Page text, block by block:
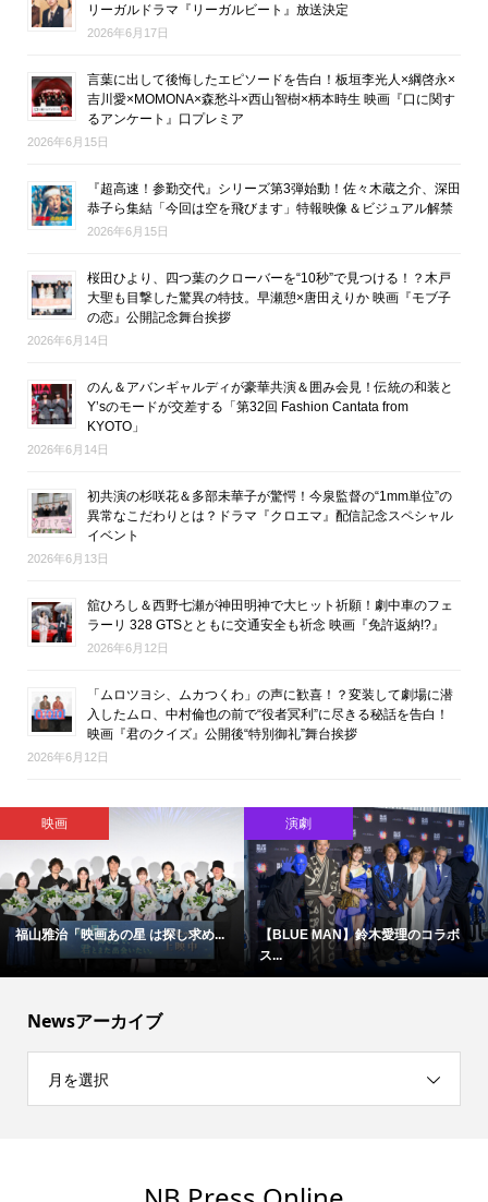
リーガルドラマ『リーガルビート』放送決定
2026年6月17日
言葉に出して後悔したエピソードを告白！板垣李光人×綱啓永×
吉川愛×MOMONA×森愁斗×西山智樹×柄本時生 映画『口に関す
るアンケート』口プレミア
2026年6月15日
『超高速！参勤交代』シリーズ第3弾始動！佐々木蔵之介、深田
恭子ら集結「今回は空を飛びます」特報映像＆ビジュアル解禁
2026年6月15日
桜田ひより、四つ葉のクローバーを“10秒”で見つける！？木戸
大聖も目撃した驚異の特技。早瀬憩×唐田えりか 映画『モブ子
の恋』公開記念舞台挨拶
2026年6月14日
のん＆アバンギャルディが豪華共演＆囲み会見！伝統の和装と
Y’sのモードが交差する「第32回 Fashion Cantata from
KYOTO」
2026年6月14日
初共演の杉咲花＆多部未華子が驚愕！今泉監督の“1mm単位”の
異常なこだわりとは？ドラマ『クロエマ』配信記念スペシャル
イベント
2026年6月13日
舘ひろし＆西野七瀬が神田明神で大ヒット祈願！劇中車のフェ
ラーリ 328 GTSとともに交通安全も祈念 映画『免許返納!?』
2026年6月12日
「ムロツヨシ、ムカつくわ」の声に歓喜！？変装して劇場に潜
入したムロ、中村倫也の前で“役者冥利”に尽きる秘話を告白！
映画『君のクイズ』公開後“特別御礼”舞台挨拶
2026年6月12日
エンタメ総合・ライフ
ILLIT・YUNAH「橋本環奈さんと
映画
難しいテーマで映像化困難と言わ...
Newsアーカイブ
月を選択